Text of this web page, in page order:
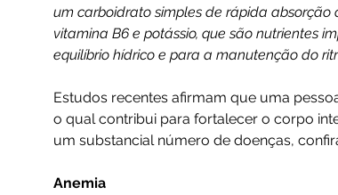
um carboidrato simples de rápida
vitamina B6 e potássio, que são nutrientes
equilíbrio hídrico e para a manutenção do
Estudos recentes afirmam que uma
o qual contribui para fortalecer o corpo
um substancial número de doenças,
Anemia